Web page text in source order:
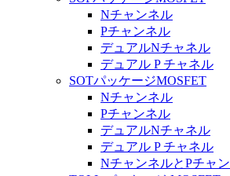
Nチャンネル
Pチャンネル
デュアルNチャネル
デュアル P チャネル
SOTパッケージMOSFET
Nチャンネル
Pチャンネル
デュアルNチャネル
デュアル P チャネル
NチャンネルとPチャ